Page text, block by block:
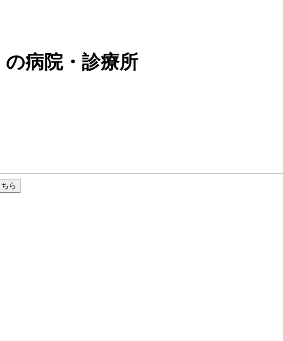
の病院・診療所
ら